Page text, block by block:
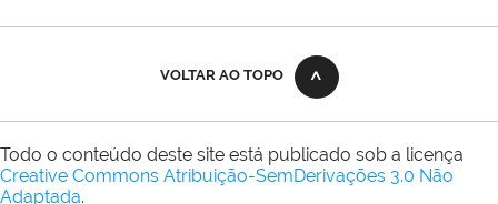
VOLTAR AO TOPO
Todo o conteúdo deste site está publicado sob a licença
Creative Commons Atribuição-SemDerivações 3.0 Não
Adaptada.